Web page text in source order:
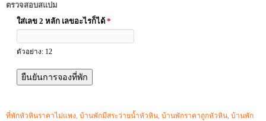
ตรวจสอบสแปม
ใส่เลข 2 หลัก เลขอะไรก็ได้ *
ตัวอย่าง: 12
ที่พักหัวหินราคาไม่แพง, บ้านพักมีสระว่ายน้ำหัวหิน, บ้านพักราคาถูกหัวหิน, บ้านพัก